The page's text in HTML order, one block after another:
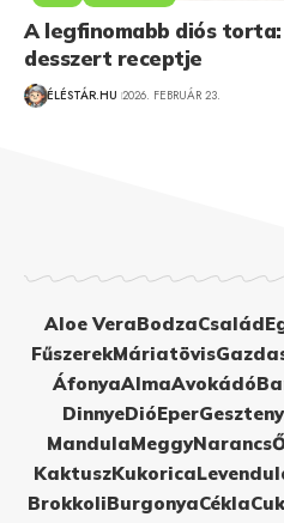
A legfinomabb diós
desszert receptje
ÉLÉSTÁR.HU 2026. FEBRUÁR 23.
Aloe VeraBodzaCsalád
FűszerekMáriatövis
ÁfonyaAlmaAvokádó
DinnyeDióEper
MandulaMeggyNarancs
KaktuszKukorica
BrokkoliBurgonyaCékla